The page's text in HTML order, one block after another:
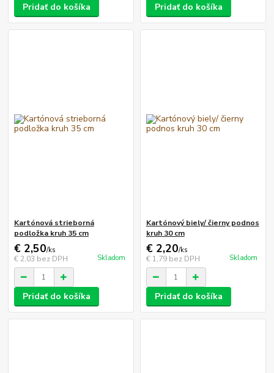
Pridať do košíka Pridať do košíka
Kartónová strieborná
podložka kruh 35 cm
€ 2,50/ks
€ 2,03 bez DPH Skladom
Pridať do košíka
Kartónový biely/ čierny podnos
kruh 30 cm
€ 2,20/ks
€ 1,79 bez DPH Skladom
Pridať do košíka